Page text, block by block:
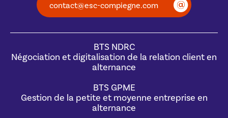
contact@esc-compiegne.com
BTS NDRC
Négociation et digitalisation de la relation client en
alternance
BTS GPME
Gestion de la petite et moyenne entreprise en
alternance